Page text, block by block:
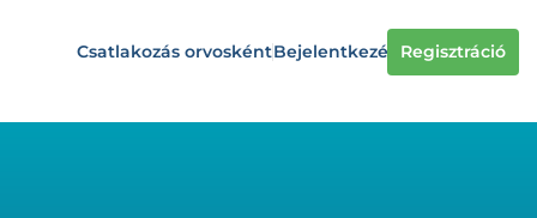
Csatlakozás orvoskéntBejelentkezés Regisztráció